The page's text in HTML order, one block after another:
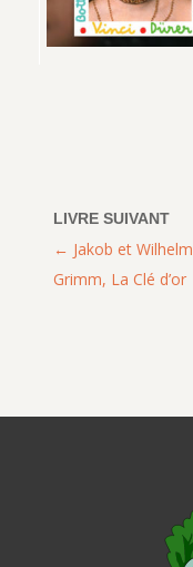
Jakob et Wilhelm
Grimm, La Clé d’or